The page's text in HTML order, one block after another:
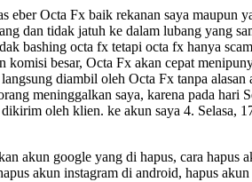
Octa Fx baik rekanan saya maupun
dan tidak jatuh ke dalam lubang yang
bashing octa fx tetapi octa fx hanya
besar, Octa Fx akan cepat
diambil oleh Octa Fx tanpa alasan
meninggalkan saya, karena pada hari
oleh klien. ke akun saya 4. Selasa,
akun google yang di hapus, cara hapus
akun instagram di android, hapus